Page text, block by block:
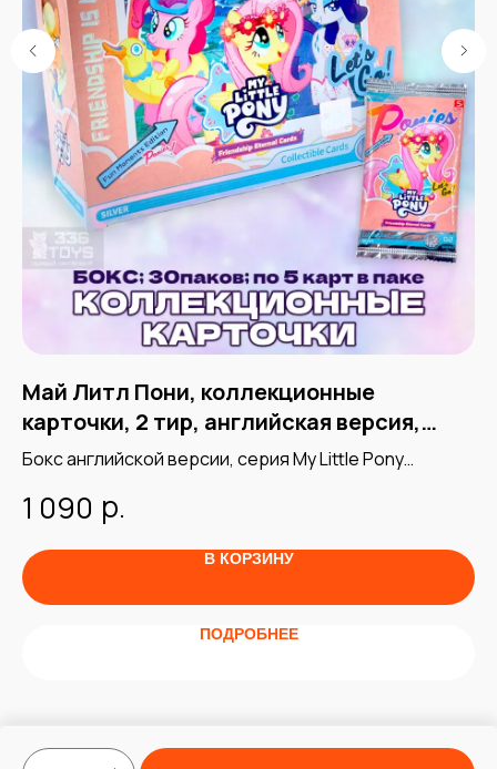
Май Литл Пони, коллекционные
карточки, 2 тир, английская версия,
Kayou
Бокс английской версии, серия My Little Pony
от Kayou, 30 паков по 5 карточек.
1 090 р.
В КОРЗИНУ
ПОДРОБНЕЕ